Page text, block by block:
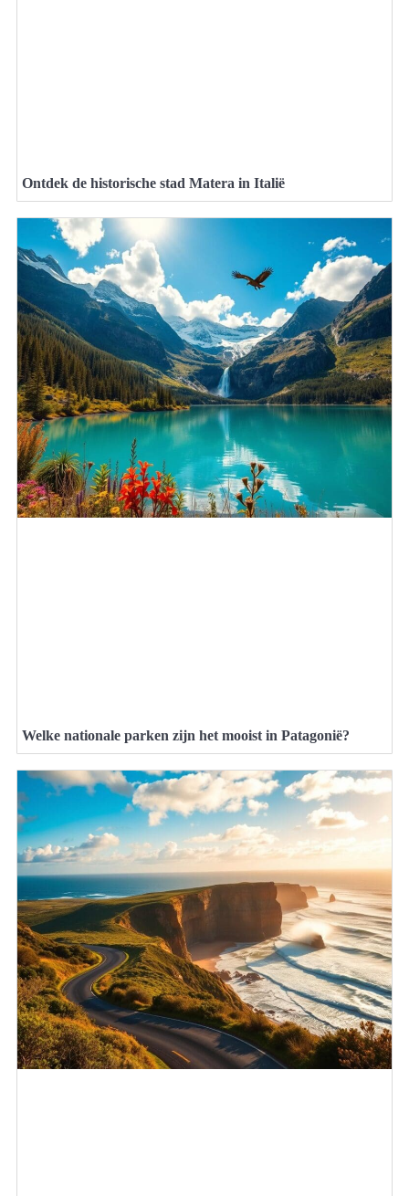
Ontdek de historische stad Matera in Italië
Welke nationale parken zijn het mooist in Patagonië?